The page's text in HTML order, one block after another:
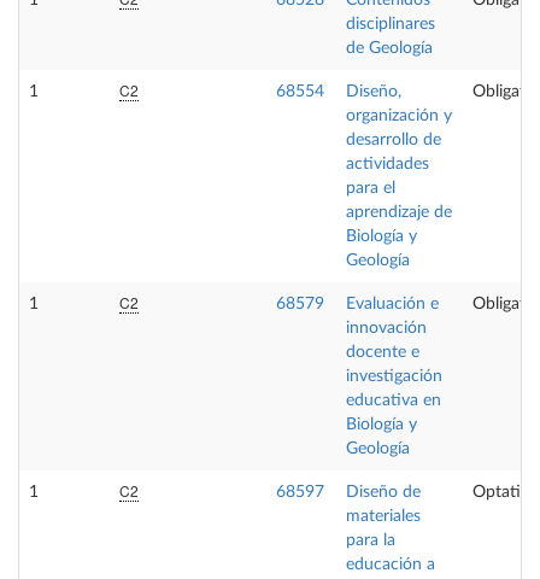
disciplinares
de Geología
1 C2 68554
Diseño,
organización y
desarrollo de
actividades
para el
aprendizaje de
Biología y
Geología
1 C2 68579
Evaluación e
innovación
docente e
investigación
educativa en
Biología y
Geología
1 C2 68597
Diseño de
materiales
para la
educación a
Optativa